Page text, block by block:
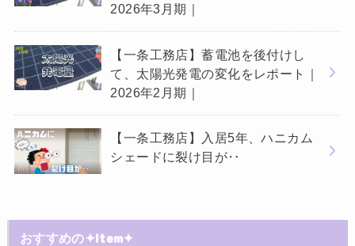
2026年3月期｜
【一条工務店】蓄電池を後付けし
て、太陽光発電の変化をレポート｜
2026年2月期｜
【一条工務店】入居5年、ハニカム
シェードに裂け目が‥
おすすめの✦Item✦